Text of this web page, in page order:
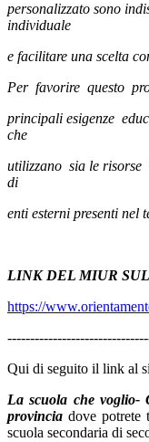
personalizzato sono
individuale
e facilitare una scelta
Per favorire questo
principali esigenze
che
utilizzano sia le
di
enti esterni presenti nel
LINK DEL MIUR
https://
Qui di seguito il link al
La scuola che
provincia dove potrete
scuola secondaria di